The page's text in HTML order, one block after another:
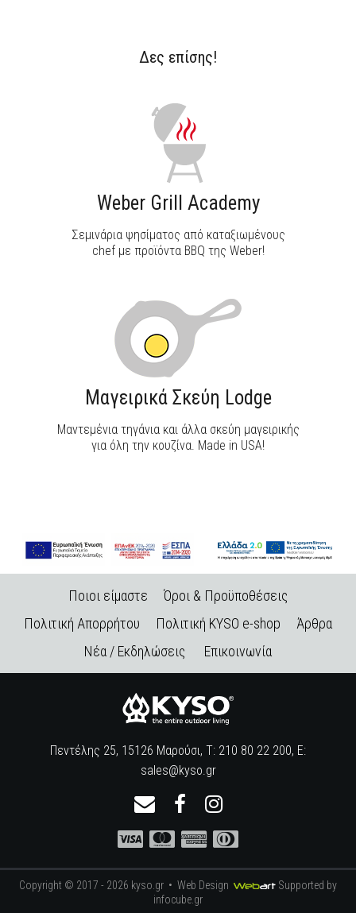
ΑΝΑΚΑΛΥΨΕ ΤΟ
Δες επίσης!
Weber Grill Academy
Σεμινάρια ψησίματος από καταξιωμένους
chef με προϊόντα BBQ της Weber!
Μαγειρικά Σκεύη Lodge
Μαντεμένια τηγάνια και άλλα σκεύη μαγειρικής
για όλη την κουζίνα. Made in USA!
Ποιοι είμαστε
Όροι & Προϋποθέσεις
Πολιτική Απορρήτου
Πολιτική KYSO e-shop
Άρθρα
Νέα / Εκδηλώσεις
Επικοινωνία
Πεντέλης 25, 15126 Μαρούσι, Τ: 210 80 22 200, E:
sales@kyso.gr
Copyright © 2017 - 2026 kyso.gr • Web Design
Supported by
infocube.gr